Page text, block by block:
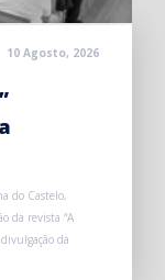
10 Agosto, 2026
do Castelo,
da revista “A
da